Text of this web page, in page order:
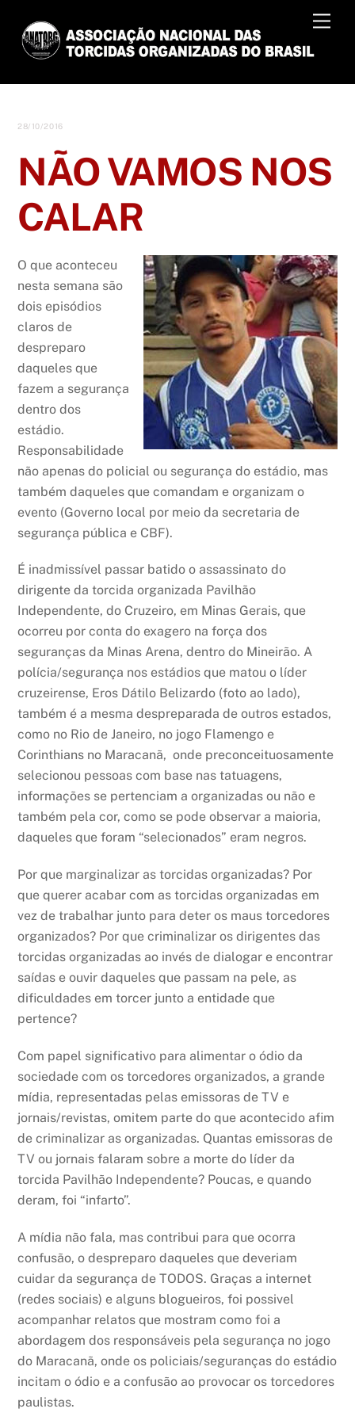
content
28/10/2016
NÃO VAMOS NOS
CALAR
O que aconteceu
nesta semana são
dois episódios
claros de
despreparo
daqueles que
fazem a segurança
dentro dos
estádio.
Responsabilidade
não apenas do policial ou segurança do estádio, mas
também daqueles que comandam e organizam o
evento (Governo local por meio da secretaria de
segurança pública e CBF).
É inadmissível passar batido o assassinato do
dirigente da torcida organizada Pavilhão
Independente, do Cruzeiro, em Minas Gerais, que
ocorreu por conta do exagero na força dos
seguranças da Minas Arena, dentro do Mineirão. A
polícia/segurança nos estádios que matou o líder
cruzeirense, Eros Dátilo Belizardo (foto ao lado),
também é a mesma despreparada de outros estados,
como no Rio de Janeiro, no jogo Flamengo e
Corinthians no Maracanã, onde preconceituosamente
selecionou pessoas com base nas tatuagens,
informações se pertenciam a organizadas ou não e
também pela cor, como se pode observar a maioria,
daqueles que foram “selecionados” eram negros.
Por que marginalizar as torcidas organizadas? Por
que querer acabar com as torcidas organizadas em
vez de trabalhar junto para deter os maus torcedores
organizados? Por que criminalizar os dirigentes das
torcidas organizadas ao invés de dialogar e encontrar
saídas e ouvir daqueles que passam na pele, as
dificuldades em torcer junto a entidade que
pertence?
Com papel significativo para alimentar o ódio da
sociedade com os torcedores organizados, a grande
mídia, representadas pelas emissoras de TV e
jornais/revistas, omitem parte do que acontecido afim
de criminalizar as organizadas. Quantas emissoras de
TV ou jornais falaram sobre a morte do líder da
torcida Pavilhão Independente? Poucas, e quando
deram, foi “infarto”.
A mídia não fala, mas contribui para que ocorra
confusão, o despreparo daqueles que deveriam
cuidar da segurança de TODOS. Graças a internet
(redes sociais) e alguns blogueiros, foi possivel
acompanhar relatos que mostram como foi a
abordagem dos responsáveis pela segurança no jogo
do Maracanã, onde os policiais/seguranças do estádio
incitam o ódio e a confusão ao provocar os torcedores
paulistas.